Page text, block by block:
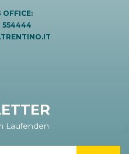
OFFICE:
554444
Laufenden